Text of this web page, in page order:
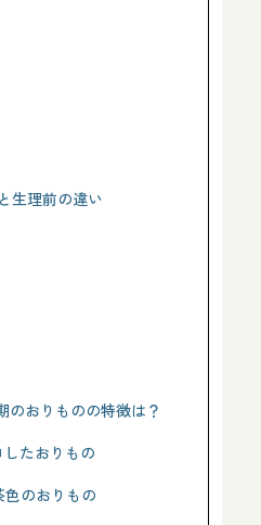
生理前の違い
のおりものの特徴は？
たおりもの
のおりもの